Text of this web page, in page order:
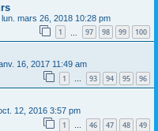
lun. mars 26, 2018 10:28 pm
1 97 98 99 100
16, 2017 11:49 am
1 … 93 94 95 96
12, 2016 3:57 pm
1 … 46 47 48 49